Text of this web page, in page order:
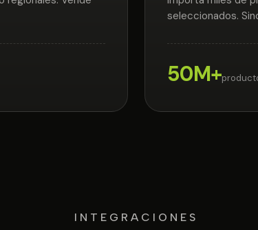
seleccionados.
50M+
INTEGRACIONES